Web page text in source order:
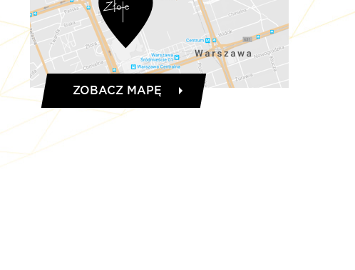
ZOBACZ MAPĘ